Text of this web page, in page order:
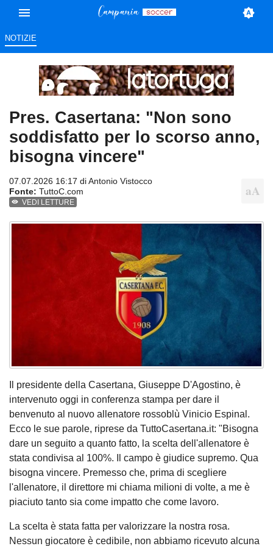
NOTIZIE
Pres. Casertana: "Non sono
soddisfatto per lo scorso anno,
bisogna vincere"
07.07.2026 16:17 diAntonio Vistocco
Fonte: TuttoC.com
VEDI LETTURE
Il presidente della Casertana, Giuseppe D'Agostino, è
intervenuto oggi in conferenza stampa per dare il
benvenuto al nuovo allenatore rossoblù Vinicio Espinal.
Ecco le sue parole, riprese da TuttoCasertana.it: "Bisogna
dare un seguito a quanto fatto, la scelta dell'allenatore è
stata condivisa al 100%. Il campo è giudice supremo. Qua
bisogna vincere. Premesso che, prima di scegliere
l'allenatore, il direttore mi chiama milioni di volte, a me è
piaciuto tanto sia come impatto che come lavoro.
La scelta è stata fatta per valorizzare la nostra rosa.
Nessun giocatore è cedibile, non abbiamo ricevuto alcuna